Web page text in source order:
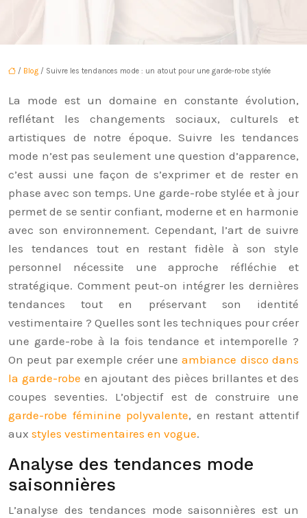
/ Blog / Suivre les tendances mode : un atout pour une garde-robe stylée
La mode est un domaine en constante évolution,
reflétant les changements sociaux, culturels et
artistiques de notre époque. Suivre les tendances
mode n’est pas seulement une question d’apparence,
c’est aussi une façon de s’exprimer et de rester en
phase avec son temps. Une garde-robe stylée et à jour
permet de se sentir confiant, moderne et en harmonie
avec son environnement. Cependant, l’art de suivre
les tendances tout en restant fidèle à son style
personnel nécessite une approche réfléchie et
stratégique. Comment peut-on intégrer les dernières
tendances tout en préservant son identité
vestimentaire ? Quelles sont les techniques pour créer
une garde-robe à la fois tendance et intemporelle ?
On peut par exemple créer uneambiance disco dans
la garde-robe en ajoutant des pièces brillantes et des
coupes seventies. L’objectif est de construire une
garde-robe féminine polyvalente, en restant attentif
aux styles vestimentaires en vogue.
Analyse des tendances mode
saisonnières
L’analyse des tendances mode saisonnières est un